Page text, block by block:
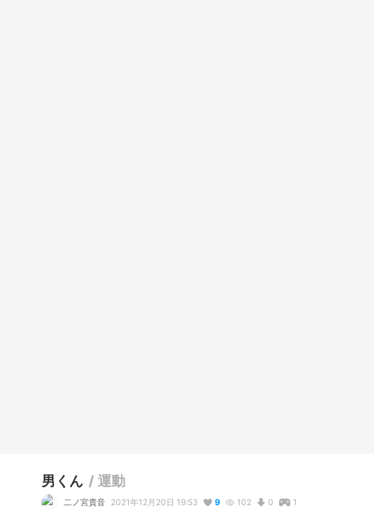
男くん / 運動
二ノ宮貴音 2021年12月20日 19:53 9 102 0 1